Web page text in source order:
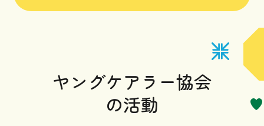
ヤングケアラー協会
の活動